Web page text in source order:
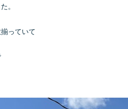
。
っていて